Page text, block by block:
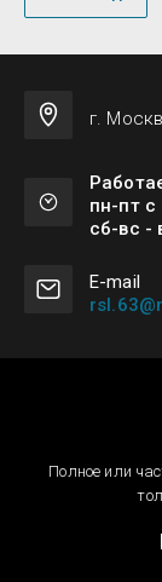
г.
пн-пт с
сб-вс -
Е-mail
Полное или